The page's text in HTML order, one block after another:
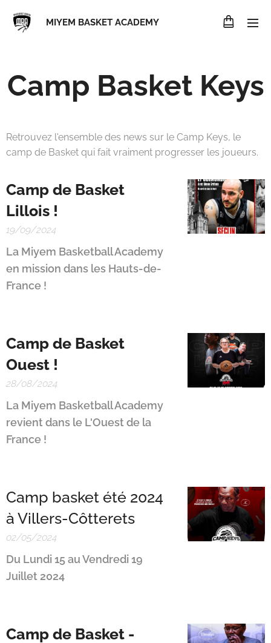
MIYEM BASKET ACADEMY
Camp Basket Keys
Retrouvez l'ensemble des news sur le Camp Keys, le
camp de Basket qui fait vraiment progresser les joueurs.
Camp de Basket
Lillois !
19/09/2024
La Miyem Basketball Academy
en mission dans les Hauts-de-
France !
Camp de Basket
Ouest !
28/08/2024
La Miyem Basketball Academy
revient dans le L'Ouest de la
France !
Camp basket été 2024
à Villers-Côtterets
02/05/2024
Du Lundi 15 au Vendredi 19
Juillet 2024
Camp de Basket -